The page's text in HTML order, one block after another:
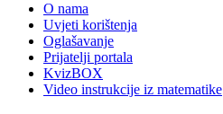
O nama
Uvjeti korištenja
Oglašavanje
Prijatelji portala
KvizBOX
Video instrukcije iz matematike